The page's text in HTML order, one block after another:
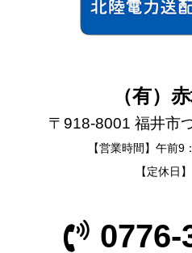
（有）
〒918-8001 福井市
【営業時間】午前
【定休日
0776-